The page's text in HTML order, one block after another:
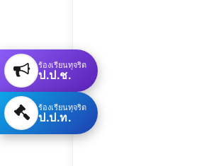
ร้องเรียนทุจริต
ป.ป.ช.
ร้องเรียนทุจริต
ป.ป.ท.